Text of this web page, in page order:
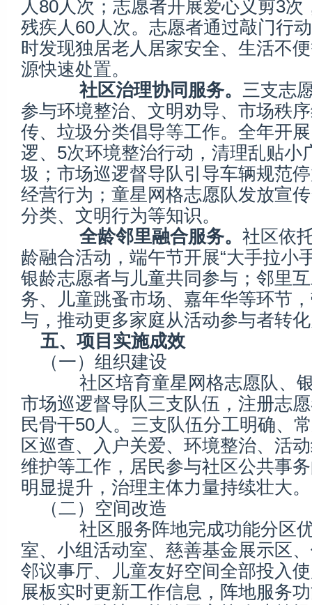
人80人次；志愿者开展爱心义剪3次
残疾人60人次。志愿者通过敲门行
时发现独居老人居家安全、生活不
源快速处置。
社区治理协同服务。 三支志
参与环境整治、文明劝导、市场秩
传、垃圾分类倡导等工作。全年开
逻、5次环境整治行动，清理乱贴小
圾；市场巡逻督导队引导车辆规范
经营行为；童星网格志愿队发放宣
分类、文明行为等知识。
全龄邻里融合服务。 社区依
龄融合活动，端午节开展“大手拉小
银龄志愿者与儿童共同参与；邻里
务、儿童跳蚤市场、嘉年华等环节
与，推动更多家庭从活动参与者转
五、项目实施成效
（一）组织建设
社区培育童星网格志愿队、银
市场巡逻督导队三支队伍，注册志
民骨干50人。三支队伍分工明确、
区巡查、入户关爱、环境整治、活
维护等工作，居民参与社区公共事
明显提升，治理主体力量持续壮大。
（二）空间改造
社区服务阵地完成功能分区优
室、小组活动室、慈善基金展示区
邻议事厅、儿童友好空间全部投入
展板实时更新工作信息，阵地服务